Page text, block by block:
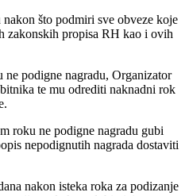
što podmiri sve obveze koje
zakonskih propisa RH kao i ovih
podigne nagradu, Organizator
te mu odrediti naknadni rok
roku ne podigne nagradu gubi
nepodignutih nagrada dostaviti
nakon isteka roka za podizanje